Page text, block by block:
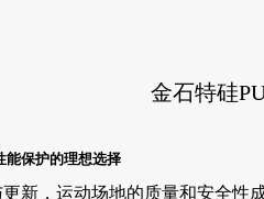
金石特硅
能保护的理想选择
新，运动场地的质量和安全性